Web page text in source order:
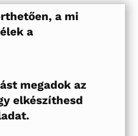
a mi
a
megadok az
elkészíthesd